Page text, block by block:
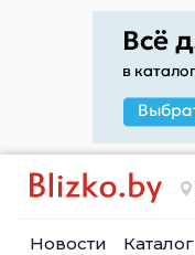
Новости Каталог